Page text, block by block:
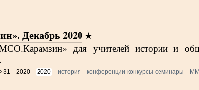
Декабрь 2020
для учителей истории и
31 2020 2020 история конференции-конкурсы-семинары